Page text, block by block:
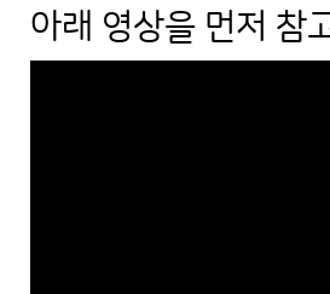
아래 영상을 먼저 참